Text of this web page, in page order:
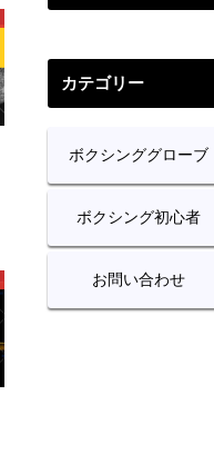
カテゴリー
ボクシンググローブ
ボクシング初心者
お問い合わせ